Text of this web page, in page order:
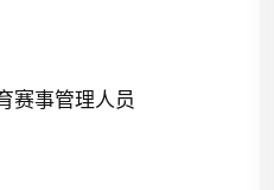
赛事管理人员